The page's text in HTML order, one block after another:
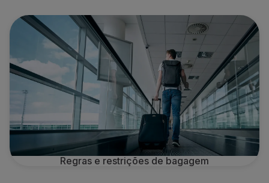
Reembolsos
Fatura online
Bagagem perdida / danificada
Voo atrasado / cancelado
Regras e restrições de bagagem